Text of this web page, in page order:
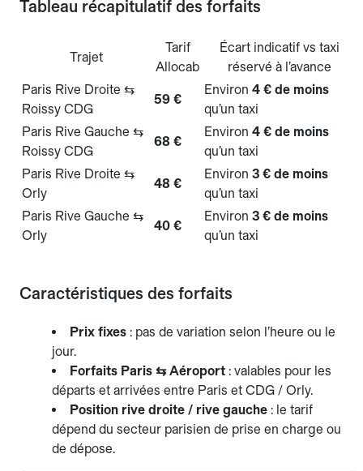
Tableau récapitulatif des forfaits
Trajet
Tarif
Allocab
Écart indicatif vs taxi
réservé à l’avance
Paris Rive Droite ⇆
Roissy CDG
59 €
Environ 4 € de moins
qu’un taxi
Paris Rive Gauche ⇆
Roissy CDG
68 €
Environ 4 € de moins
qu’un taxi
Paris Rive Droite ⇆
Orly
48 €
Environ 3 € de moins
qu’un taxi
Paris Rive Gauche ⇆
Orly
40 €
Environ 3 € de moins
qu’un taxi
Caractéristiques des forfaits
Prix fixes : pas de variation selon l’heure ou le
jour.
Forfaits Paris ⇆ Aéroport : valables pour les
départs et arrivées entre Paris et CDG / Orly.
Position rive droite / rive gauche : le tarif
dépend du secteur parisien de prise en charge ou
de dépose.